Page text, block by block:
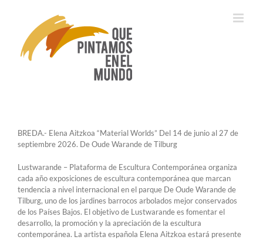
BREDA.- Elena Aitzkoa “Material Worlds” Del 14 de junio al 27 de
septiembre 2026. De Oude Warande de Tilburg
Lustwarande – Plataforma de Escultura Contemporánea organiza
cada año exposiciones de escultura contemporánea que marcan
tendencia a nivel internacional en el parque De Oude Warande de
Tilburg, uno de los jardines barrocos arbolados mejor conservados
de los Países Bajos. El objetivo de Lustwarande es fomentar el
desarrollo, la promoción y la apreciación de la escultura
contemporánea. La artista española Elena Aitzkoa estará presente